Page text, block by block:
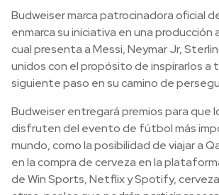
Budweiser marca patrocinadora oficial
enmarca su iniciativa en una producción
cual presenta a Messi, Neymar Jr,
unidos con el propósito de inspirarlos a
siguiente paso en su camino de
Budweiser entregará premios para que
disfruten del evento de fútbol más
mundo, como la posibilidad de viajar a
en la compra de cerveza en la
de Win Sports, Netflix y Spotify,